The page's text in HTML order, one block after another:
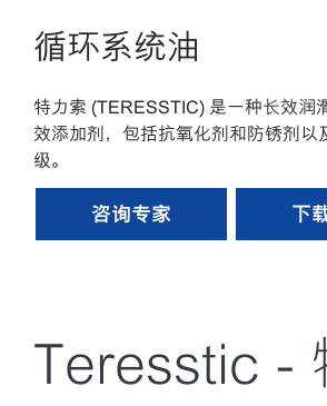
循环系统油
特力索 (TERESSTIC) 是一种长效润
效添加剂，包括抗氧化剂和防锈剂
级。
咨询专家 下
Teresstic -